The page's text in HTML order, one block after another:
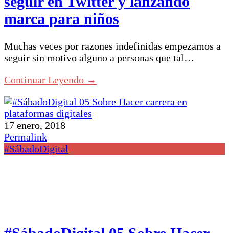
marca para niños
Muchas veces por razones indefinidas empezamos a
seguir sin motivo alguno a personas que tal…
Continuar Leyendo →
17 enero, 2018
Permalink
#SábadoDigital